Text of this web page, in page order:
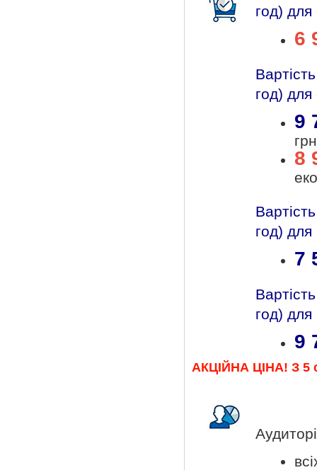
год) для
6
год) для
9
8
год)
7
год)
9
АКЦІЙНА ЦІНА! З 5